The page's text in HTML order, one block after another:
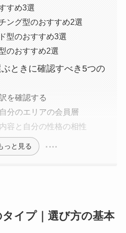
すめ3選
ング型のおすすめ2選
型のおすすめ3選
のおすすめ2選
ときに確認すべき5つの
を確認する
分のエリアの会員層
容と自分の性格の相性
っと見る
イプ｜選び方の基本